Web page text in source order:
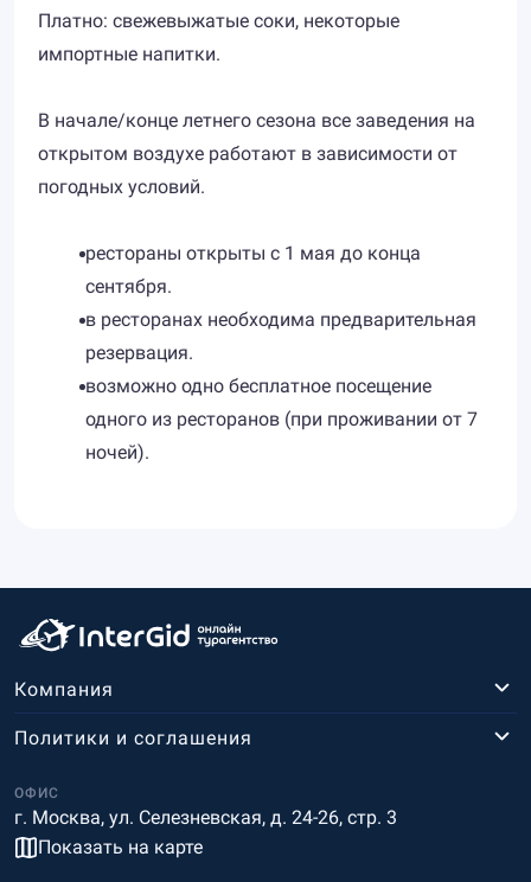
Платно: свежевыжатые соки, некоторые
импортные напитки.
В начале/конце летнего сезона все заведения на
открытом воздухе работают в зависимости от
погодных условий.
рестораны открыты с 1 мая до конца
сентября.
в ресторанах необходима предварительная
резервация.
возможно одно бесплатное посещение
одного из ресторанов (при проживании от 7
ночей).
Компания
ОФИС
г. Москва, ул. Селезневская, д. 24-26, стр. 3
Показать на карте
Политики и соглашения